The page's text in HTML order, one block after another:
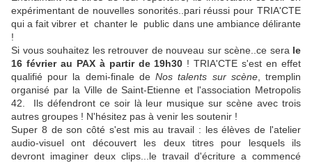
expérimentant de nouvelles sonorités..pari réussi pour TRIA'CTE
qui a fait vibrer et chanter le public dans une ambiance délirante
!
Si vous souhaitez les retrouver de nouveau sur scène..ce sera le
16 février au PAX à partir de 19h30 ! TRIA'CTE s'est en effet
qualifié pour la demi-finale deNos talents sur scène, tremplin
organisé par la Ville de Saint-Etienne et l'association Metropolis
42. Ils défendront ce soir là leur musique sur scène avec trois
autres groupes ! N'hésitez pas à venir les soutenir !
Super 8 de son côté s'est mis au travail : les élèves de l'atelier
audio-visuel ont découvert les deux titres pour lesquels ils
devront imaginer deux clips...le travail d'écriture a commencé